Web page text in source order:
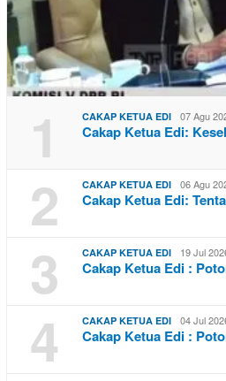
1 CAKAP KETUA EDI 07 Agu
Cakap Ketua Edi:
2 CAKAP KETUA EDI 06 Agu
Cakap Ketua Edi:
3 CAKAP KETUA EDI 19 Jul
Cakap Ketua Edi :
4 CAKAP KETUA EDI 04 Jul
Cakap Ketua Edi :